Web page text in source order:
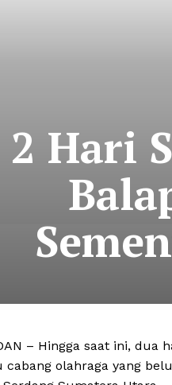
2 Hari
– Hingga saat ini, dua
cabang olahraga yang